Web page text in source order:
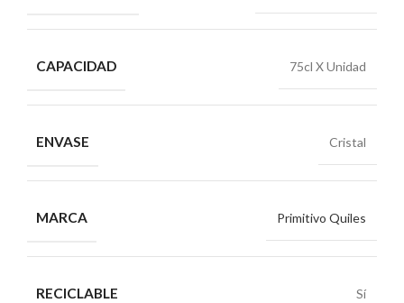
CAPACIDAD 75cl X Unidad
ENVASE Cristal
MARCA Primitivo Quiles
RECICLABLE Sí